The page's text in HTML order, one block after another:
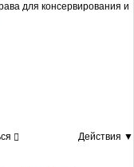
для консервирования и
Действия ▼